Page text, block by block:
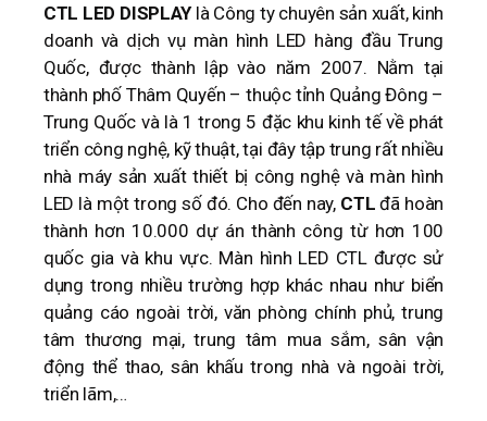
CTL LED DISPLAYlà Công ty chuyên sản xuất, kinh
doanh và dịch vụ màn hình LED hàng đầu Trung
Quốc, được thành lập vào năm 2007. Nằm tại
thành phố Thâm Quyến – thuộc tỉnh Quảng Đông –
Trung Quốc và là 1 trong 5 đặc khu kinh tế về phát
triển công nghệ, kỹ thuật, tại đây tập trung rất nhiều
nhà máy sản xuất thiết bị công nghệ và màn hình
LED là một trong số đó. Cho đến nay, CTL đã hoàn
thành hơn 10.000 dự án thành công từ hơn 100
quốc gia và khu vực. Màn hình LED CTL được sử
dụng trong nhiều trường hợp khác nhau như biển
quảng cáo ngoài trời, văn phòng chính phủ, trung
tâm thương mại, trung tâm mua sắm, sân vận
động thể thao, sân khấu trong nhà và ngoài trời,
triển lãm,…